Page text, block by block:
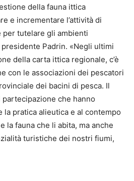
della fauna ittica
e incrementare l’attività di
per tutelare gli ambienti
Padrin. «Negli ultimi
della carta ittica regionale, c’è
con le associazioni dei pescatori
dei bacini di pesca. Il
che hanno
la pratica alieutica e al contempo
la fauna che li abita, ma anche
turistiche dei nostri fiumi,